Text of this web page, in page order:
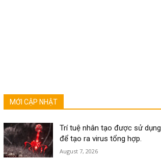
MỚI CẬP NHẬT
Trí tuệ nhân tạo được sử dụng
để tạo ra virus tổng hợp.
August 7, 2026